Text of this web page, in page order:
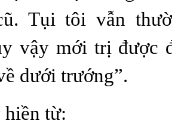
Tụi tôi vẫn
vậy mới trị được
dưới trướng”.
hiền từ: